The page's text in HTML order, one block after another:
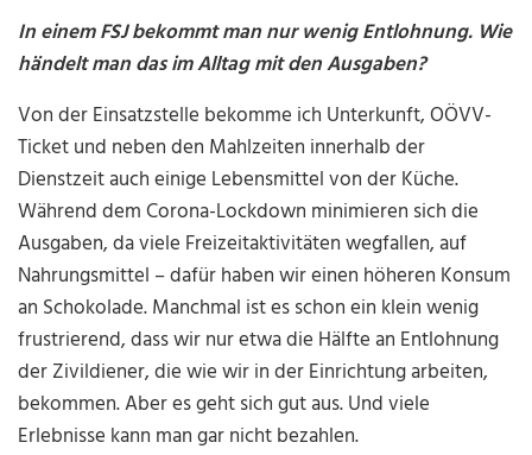
In einem FSJ bekommt man nur wenig Entlohnung. Wie
händelt man das im Alltag mit den Ausgaben?
Von der Einsatzstelle bekomme ich Unterkunft, OÖVV-
Ticket und neben den Mahlzeiten innerhalb der
Dienstzeit auch einige Lebensmittel von der Küche.
Während dem Corona-Lockdown minimieren sich die
Ausgaben, da viele Freizeitaktivitäten wegfallen, auf
Nahrungsmittel – dafür haben wir einen höheren Konsum
an Schokolade. Manchmal ist es schon ein klein wenig
frustrierend, dass wir nur etwa die Hälfte an Entlohnung
der Zivildiener, die wie wir in der Einrichtung arbeiten,
bekommen. Aber es geht sich gut aus. Und viele
Erlebnisse kann man gar nicht bezahlen.